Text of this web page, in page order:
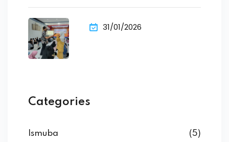
31/01/2026
Categories
Ismuba (5)